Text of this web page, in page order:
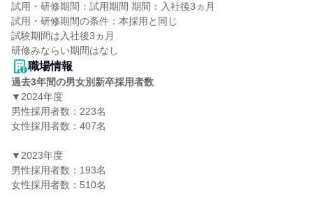
試用・研修期間：試用期間 期間：入社後3ヵ月
試用・研修期間の条件：本採用と同じ
試験期間は入社後3ヵ月
職場情報
過去3年間の男女別新卒採用者数
▼2024年度
男性採用者数：223名
女性採用者数：407名
▼2023年度
男性採用者数：193名
女性採用者数：510名